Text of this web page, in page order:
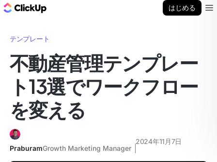
はじめる
テンプレート
不動産管理テンプレー
ト13選でワークフロー
を変える
PraburamGrowth Marketing Manager
2024年11月7日